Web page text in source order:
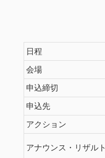
日程
会場
申込締切
申込先
アクション
アナウンス・リザルト